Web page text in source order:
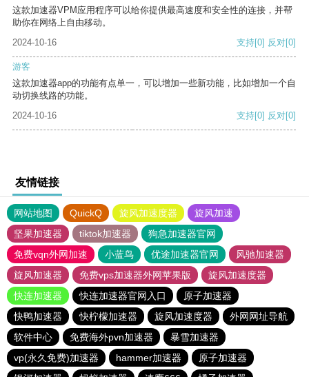
这款加速器VPM应用程序可以给你提供最高速度和安全性的连接，并帮
助你在网络上自由移动。
2024-10-16
支持[0] 反对[0]
游客
这款加速器app的功能有点单一，可以增加一些新功能，比如增加一个自
动切换线路的功能。
2024-10-16
支持[0] 反对[0]
友情链接
网站地图 QuickQ 旋风加速度器
旋风加速
坚果加速器
tiktok加速器
狗急加速器官网
免费vqn外网加速
小蓝鸟 优途加速器官网
风驰加速器
旋风加速器
免费vps加速器外网苹果版
旋风加速度器
快连加速器
快连加速器官网入口
原子加速器
快鸭加速器
快柠檬加速器 旋风加速度器
外网网址导航
软件中心
免费海外pvn加速器
暴雪加速器
vp(永久免费)加速器
hammer加速器
原子加速器